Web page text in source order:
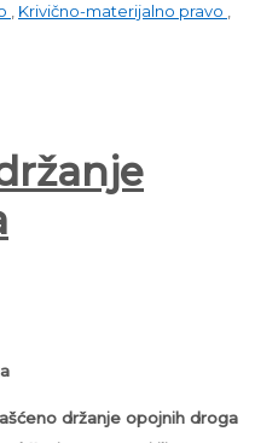
, Krivično-materijalno pravo ,
držanje opojnih droga